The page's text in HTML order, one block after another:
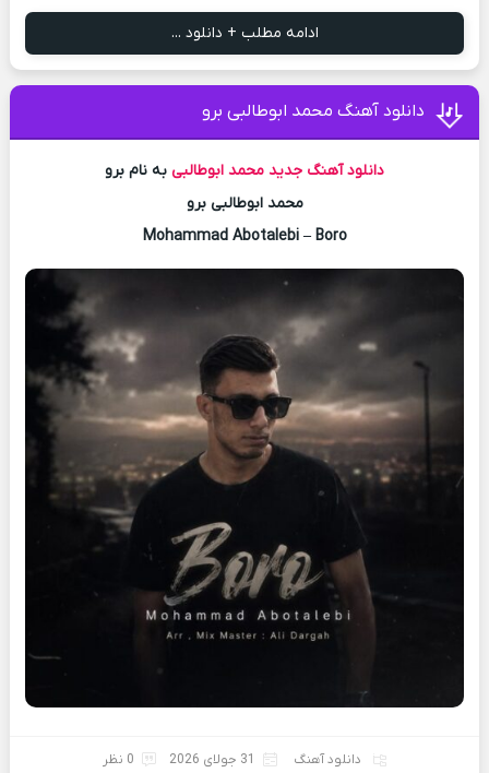
ادامه مطلب + دانلود ...
دانلود آهنگ محمد ابوطالبی برو
دانلود آهنگ جدید محمد ابوطالبی به نام برو
محمد ابوطالبی برو
Mohammad Abotalebi – Boro
دانلود آهنگ 31 جولای 2026 0 نظر